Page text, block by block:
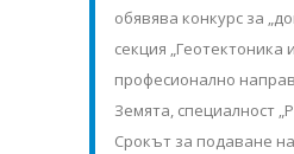
обявява конкурс за
секция „Геотектоника
професионално
Земята, специалност
Срокът за подаване